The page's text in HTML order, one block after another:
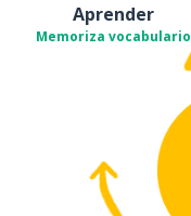
Aprender
Memoriza vocabulario